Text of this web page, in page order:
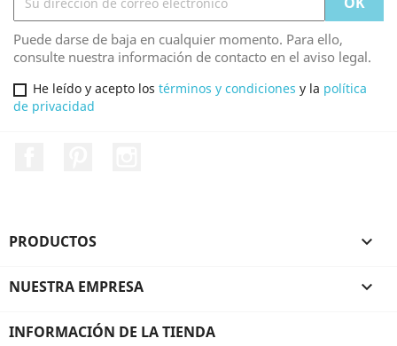
Puede darse de baja en cualquier momento. Para ello,
consulte nuestra información de contacto en el aviso legal.
He leído y acepto los términos y condiciones y la política
de privacidad
PRODUCTOS 
NUESTRA EMPRESA 
INFORMACIÓN DE LA TIENDA